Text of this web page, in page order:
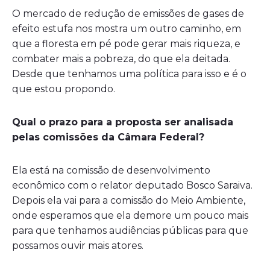
O mercado de redução de emissões de gases de
efeito estufa nos mostra um outro caminho, em
que a floresta em pé pode gerar mais riqueza, e
combater mais a pobreza, do que ela deitada.
Desde que tenhamos uma política para isso e é o
que estou propondo.
Qual o prazo para a proposta ser analisada
pelas comissões da Câmara Federal?
Ela está na comissão de desenvolvimento
econômico com o relator deputado Bosco Saraiva.
Depois ela vai para a comissão do Meio Ambiente,
onde esperamos que ela demore um pouco mais
para que tenhamos audiências públicas para que
possamos ouvir mais atores.